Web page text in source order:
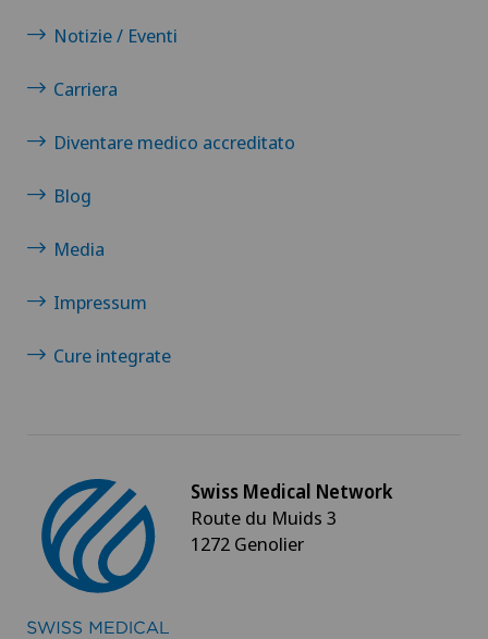
Notizie / Eventi
Carriera
Diventare medico accreditato
Blog
Media
Impressum
Cure integrate
Swiss Medical Network
Route du Muids 3
1272 Genolier